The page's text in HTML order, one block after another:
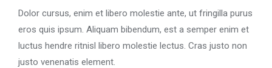
Dolor cursus, enim et libero molestie ante, ut fringilla purus
eros quis ipsum. Aliquam bibendum, est a semper enim et
luctus hendre ritnisl libero molestie lectus. Cras justo non
justo venenatis element.